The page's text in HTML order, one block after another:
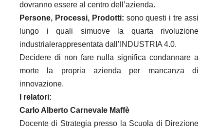
dovranno essere al centro dell’azienda.
Persone, Processi, Prodotti: sono questi i tre assi
lungo i quali simuove la quarta rivoluzione
industrialerappresentata dall’INDUSTRIA 4.0.
Decidere di non fare nulla significa condannare a
morte la propria azienda per mancanza di
innovazione.
I relatori:
Carlo Alberto Carnevale Maffè
Docente di Strategia presso la Scuola di Direzione